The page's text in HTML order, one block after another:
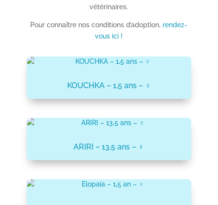
vétérinaires.
Pour connaître nos conditions d’adoption, rendez-
vous ici !
KOUCHKA – 1,5 ans – ♀
ARIRI – 13,5 ans – ♀